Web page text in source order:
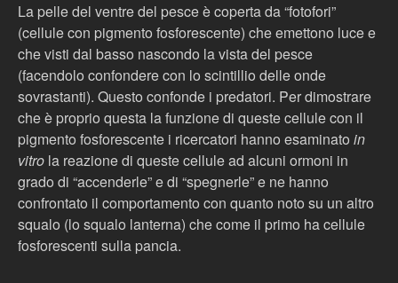
La pelle del ventre del pesce è coperta da “fotofori”
(cellule con pigmento fosforescente) che emettono luce e
che visti dal basso nascondo la vista del pesce
(facendolo confondere con lo scintillio delle onde
sovrastanti). Questo confonde i predatori. Per dimostrare
che è proprio questa la funzione di queste cellule con il
pigmento fosforescente i ricercatori hanno esaminato in
vitro la reazione di queste cellule ad alcuni ormoni in
grado di “accenderle” e di “spegnerle” e ne hanno
confrontato il comportamento con quanto noto su un altro
squalo (lo squalo lanterna) che come il primo ha cellule
fosforescenti sulla pancia.